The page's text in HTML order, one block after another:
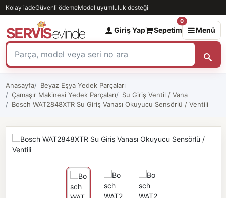
Kolay iadeGüvenli ödemeModel uyumluluk desteği
Giriş Yap Sepetim
0
Menü
Anasayfa
Beyaz Eşya Yedek Parçaları
Çamaşır Makinesi Yedek Parçaları
Su Giriş Ventil / Vana
Bosch WAT2848XTR Su Giriş Vanası Okuyucu Sensörlü / Ventili